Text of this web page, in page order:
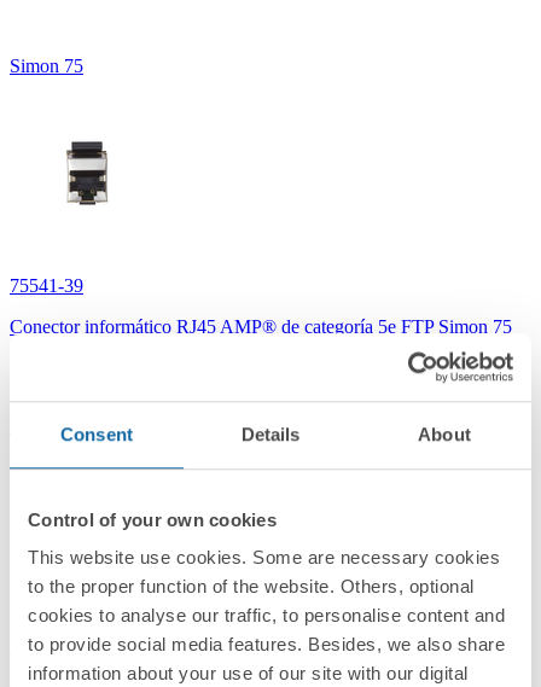
Consent Details About
Control of your own cookies
This website use cookies. Some are necessary cookies
to the proper function of the website. Others, optional
cookies to analyse our traffic, to personalise content and
to provide social media features. Besides, we also share
information about your use of our site with our digital
Simon 75
75541-39
Conector informático RJ45 AMP® de categoría 5e FTP Simon 75
Simon 75
75544-39